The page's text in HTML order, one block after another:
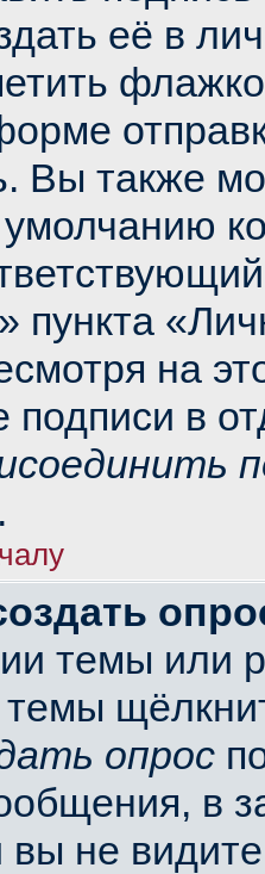
её в
Вы также
умолчанию
пункта
на
подписи в
темы или
опрос
в
вы не